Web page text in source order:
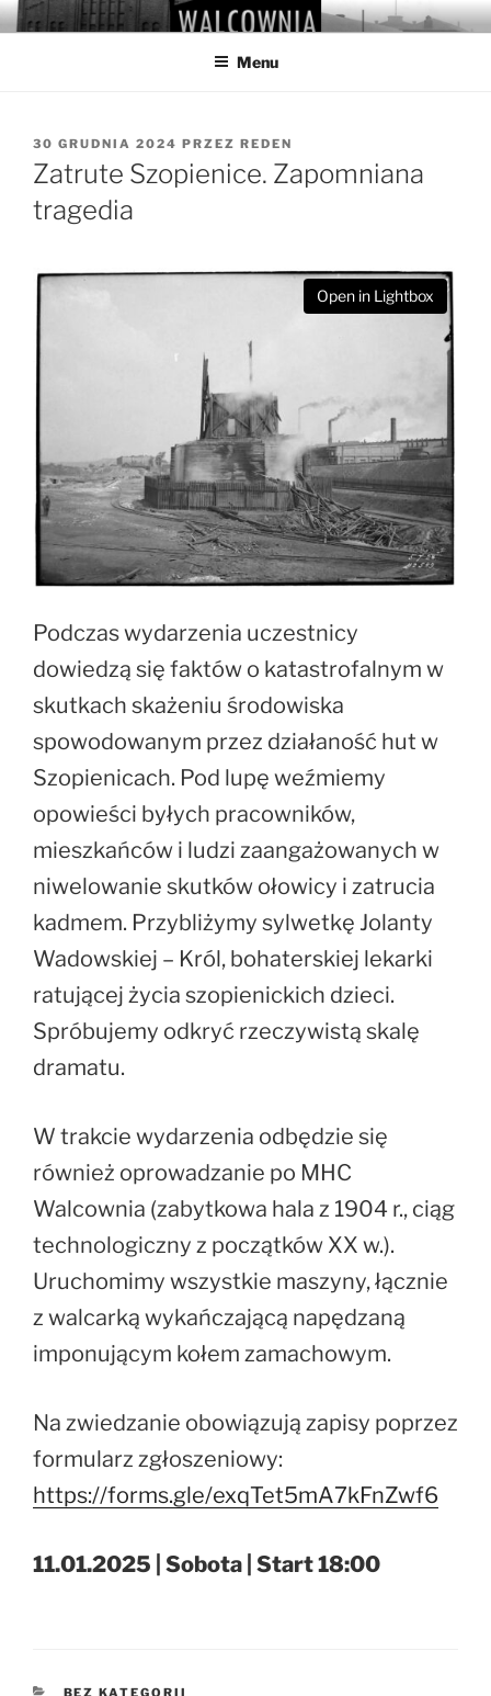
Przejdź
do
WALCOWNIA
Muzeum Hutnictwa Cynku
Menu
OPUBLIKOWANE
W
30 GRUDNIA 2024 PRZEZ REDEN
Zatrute Szopienice. Zapomniana
tragedia
Open in Lightbox
Podczas wydarzenia uczestnicy
dowiedzą się faktów o katastrofalnym w
skutkach skażeniu środowiska
spowodowanym przez działaność hut w
Szopienicach. Pod lupę weźmiemy
opowieści byłych pracowników,
mieszkańców i ludzi zaangażowanych w
niwelowanie skutków ołowicy i zatrucia
kadmem. Przybliżymy sylwetkę Jolanty
Wadowskiej – Król, bohaterskiej lekarki
ratującej życia szopienickich dzieci.
Spróbujemy odkryć rzeczywistą skalę
dramatu.
W trakcie wydarzenia odbędzie się
również oprowadzanie po MHC
Walcownia (zabytkowa hala z 1904 r., ciąg
technologiczny z początków XX w.).
Uruchomimy wszystkie maszyny, łącznie
z walcarką wykańczającą napędzaną
imponującym kołem zamachowym.
Na zwiedzanie obowiązują zapisy poprzez
formularz zgłoszeniowy:
https://forms.gle/exqTet5mA7kFnZwf6
11.01.2025 | Sobota | Start 18:00
KATEGORIE
BEZ KATEGORII